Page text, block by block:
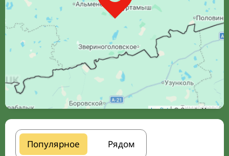
Leaflet| © Google Maps
Популярное Рядом